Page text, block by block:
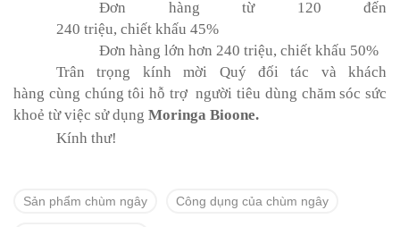
Đơn hàng từ 120 đến
240 triệu, chiết khấu 45%
Đơn hàng lớn hơn 240 triệu, chiết khấu 50%
Trân trọng kính mời Quý
đốitác và khách
hàng cùng chúng tôi hỗ trợ người tiêu dùng chăm sóc sức
khoẻ từ việc sử dụng Moringa Bioone.
Kính thư!
Sản phẩm chùm ngây Công dụng của chùm ngây